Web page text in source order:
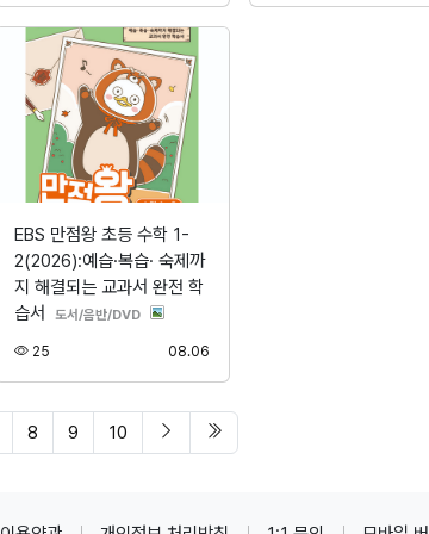
EBS 만점왕 초등 수학 1-
2(2026):예습·복습· 숙제까
지 해결되는 교과서 완전 학
습서
도서/음반/DVD분류
25 08.06등록
8 9 10 다음 페이지마지막 페이지/span>